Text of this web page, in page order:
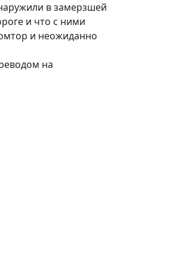
в замерзшей
и что с ними
и неожиданно
на